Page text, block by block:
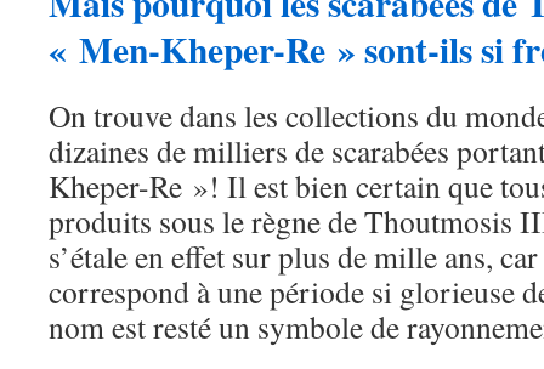
« Men-Kheper-Re » sont-ils si
On trouve dans les collections du
dizaines de milliers de scarabées
Kheper-Re »! Il est bien certain que
produits sous le règne de Thoutmosis
s’étale en effet sur plus de mille ans,
correspond à une période si glorieuse
nom est resté un symbole de